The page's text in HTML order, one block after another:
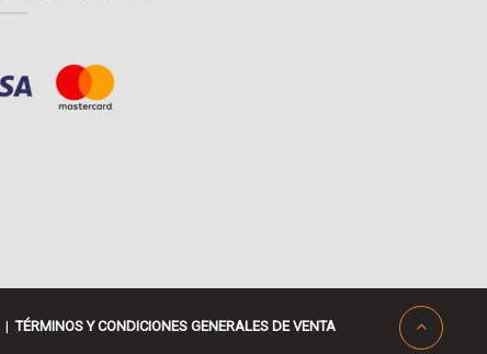
|TÉRMINOS Y CONDICIONES GENERALES DE VENTA